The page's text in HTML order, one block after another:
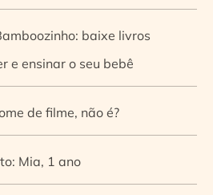
baixe livros
e ensinar o seu bebê
de filme, não é?
Mia, 1 ano